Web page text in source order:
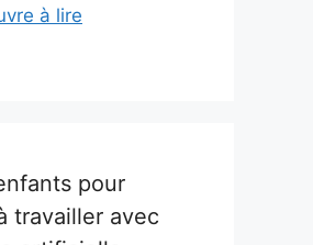
à lire
pour
travailler avec